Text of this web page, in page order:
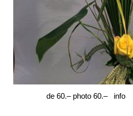
de 60.– photo 60.– info